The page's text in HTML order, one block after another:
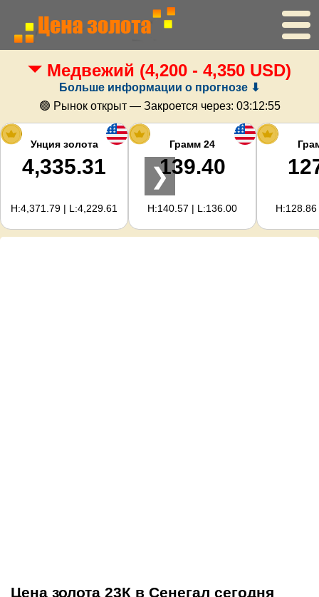
Главная
Цена золота
Цена серебра
Калькулятор золота
Для вебмастеров
Медвежий (4,200 - 4,350 USD)
Больше информации о прогнозе ⬇
🟢 Рынок открыт — Закроется через: 03:12:54
Унция золота
4,335.31
H:4,371.79 | L:4,229.61
Грамм 24
139.40
H:140.57 | L:136.00
❯
Цена золота 23К в Сенегал сегодня